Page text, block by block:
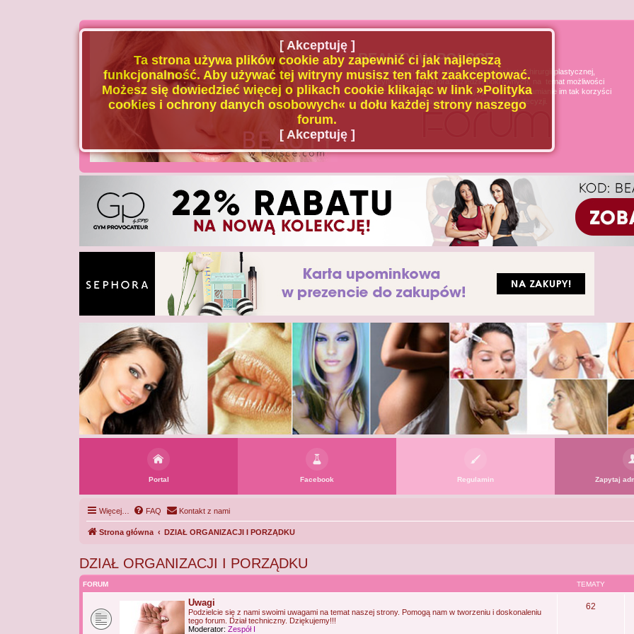
BEAUTY W POLSCE
Naszą misją jest poszerzanie wiedzy u pacjenta chirurgii plastycznej,
medycyny estetycznej oraz dziedzin pokrewnych, na temat możliwości
i ograniczeń tych dziedzin medycyny, oraz uświadamianie im tak korzyści
jak i zagrożeń wynikających z podejmowanych decyzji.
Portal Facebook Regulamin Zapytaj
Więcej… FAQ Kontakt z nami
Strona główna DZIAŁ ORGANIZACJI I PORZĄDKU
DZIAŁ ORGANIZACJI I PORZĄDKU
FORUM TEMATY
Uwagi
Podzielcie się z nami swoimi uwagami na temat naszej strony. Pomogą nam w tworzeniu i doskonaleniu
tego forum. Dział techniczny. Dziękujemy!!!
Moderator: Zespół I
62
[ Akceptuję ]
Ta strona używa plików cookie aby zapewnić ci jak najlepszą
funkcjonalność. Aby używać tej witryny musisz ten fakt zaakceptować.
Możesz się dowiedzieć więcej o plikach cookie klikając w link »Polityka
cookies i ochrony danych osobowych« u dołu każdej strony naszego
forum.
[ Akceptuję ]